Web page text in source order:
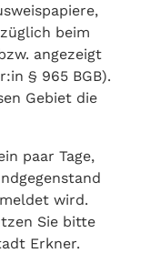
beim
angezeigt
§ 965 BGB).
Gebiet die
paar Tage,
wird.
Sie bitte
Erkner.